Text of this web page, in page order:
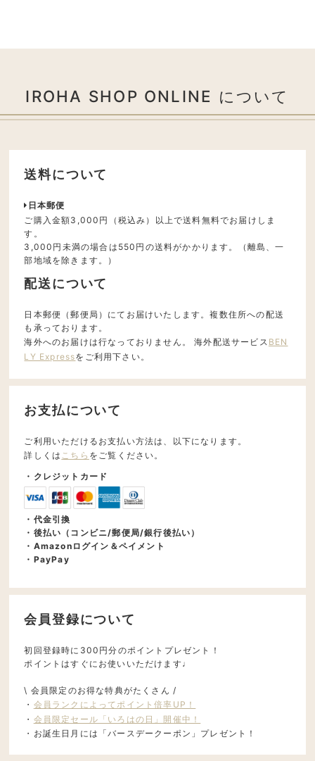
IROHA SHOP ONLINE について
送料について
日本郵便
ご購入金額3,000円（税込み）以上で送料無料でお届けしま
す。
3,000円未満の場合は550円の送料がかかります。（離島、一
部地域を除きます。）
配送について
日本郵便（郵便局）にてお届けいたします。複数住所への配送
も承っております。
海外へのお届けは行なっておりません。 海外配送サービス BEN
LY Expressをご利用下さい。
お支払について
ご利用いただけるお支払い方法は、以下になります。
詳しくは こちら をご覧ください。
・クレジットカード
・代金引換
・後払い（コンビニ/郵便局/銀行後払い）
・Amazonログイン＆ペイメント
・PayPay
会員登録について
初回登録時に300円分のポイントプレゼント！
ポイントはすぐにお使いいただけます♩
\ 会員限定のお得な特典がたくさん /
・ 会員ランクによってポイント倍率UP！
・ 会員限定セール「いろはの日」開催中！
・お誕生日月には「バースデークーポン」プレゼント！